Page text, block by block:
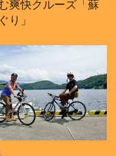
爽快クルーズ「蘇
り」